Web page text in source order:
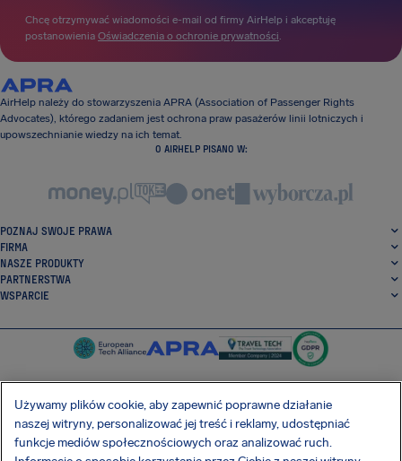
Chcę otrzymywać wiadomości e-mail od firmy AirHelp i akceptuję
postanowienia Oświadczenia o ochronie prywatności.
AirHelp należy do stowarzyszenia APRA (Association of Passenger Rights
Advocates), którego zadaniem jest ochrona praw pasażerów linii lotniczych i
upowszechnianie wiedzy na ich temat.
O AIRHELP PISANO W:
POZNAJ SWOJE PRAWA
FIRMA
NASZE PRODUKTY
PARTNERSTWA
WSPARCIE
SocialFacebook
SocialTwitter
SocialInstagram
SocialLinkedin
Używamy plików cookie, aby zapewnić poprawne działanie
naszej witryny, personalizować jej treść i reklamy, udostępniać
funkcje mediów społecznościowych oraz analizować ruch.